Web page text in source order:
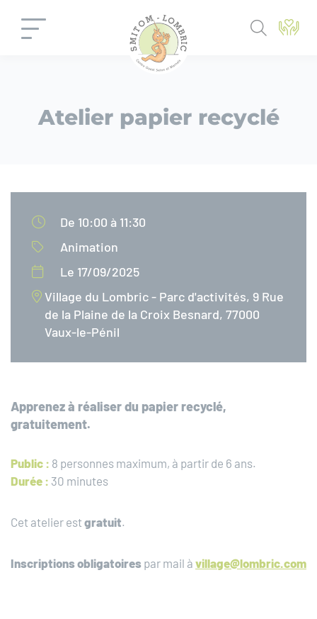
Atelier papier recyclé
De 10:00 à 11:30
Animation
Le 17/09/2025
Village du Lombric - Parc d'activités, 9 Rue
de la Plaine de la Croix Besnard, 77000
Vaux-le-Pénil
Apprenez à réaliser du papier recyclé,
gratuitement.
Public : 8 personnes maximum, à partir de 6 ans.
Durée : 30 minutes
Cet atelier est gratuit.
Inscriptions obligatoires par mail à village@lombric.com